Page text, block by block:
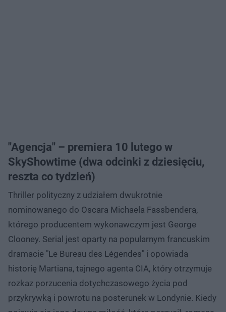
"Agencja" – premiera 10 lutego w
SkyShowtime (dwa odcinki z dziesięciu,
reszta co tydzień)
Thriller polityczny z udziałem dwukrotnie
nominowanego do Oscara Michaela Fassbendera,
którego producentem wykonawczym jest George
Clooney. Serial jest oparty na popularnym francuskim
dramacie "Le Bureau des Légendes" i opowiada
historię Martiana, tajnego agenta CIA, który otrzymuje
rozkaz porzucenia dotychczasowego życia pod
przykrywką i powrotu na posterunek w Londynie. Kiedy